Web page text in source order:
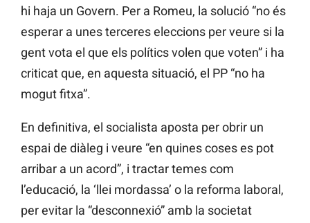
hi haja un Govern. Per a Romeu, la solució “no és
esperar a unes terceres eleccions per veure si la
gent vota el que els polítics volen que voten” i ha
criticat que, en aquesta situació, el PP “no ha
mogut fitxa”.
En definitiva, el socialista aposta per obrir un
espai de diàleg i veure “en quines coses es pot
arribar a un acord”, i tractar temes com
l’educació, la ‘llei mordassa’ o la reforma laboral,
per evitar la “desconnexió” amb la societat